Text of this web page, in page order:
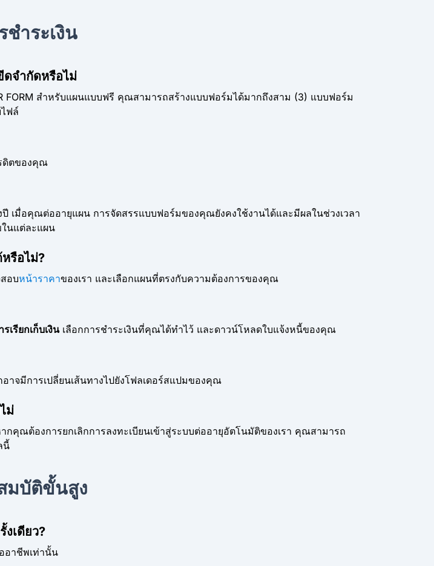
ชำระเงิน
จำกัดหรือไม่
สำหรับแผนแบบฟรี คุณสามารถสร้างแบบฟอร์มได้มากถึงสาม (3) แบบฟอร์ม
ฟล์
ดิตของคุณ
มื่อคุณต่ออายุแผน การจัดสรรแบบฟอร์มของคุณยังคงใช้งานได้และมีผลในช่วงเวลา
นแต่ละแผน
รือไม่?
อบหน้าราคาของเรา และเลือกแผนที่ตรงกับความต้องการของคุณ
เรียกเก็บเงินเลือกการชำระเงินที่คุณได้ทำไว้ และดาวน์โหลดใบแจ้งหนี้ของคุณ
าจมีการเปลี่ยนเส้นทางไปยังโฟลเดอร์สแปมของคุณ
ม่
คุณต้องการยกเลิกการลงทะเบียนเข้าสู่ระบบต่ออายุอัตโนมัติของเรา คุณสามารถ
นี้
บัติขั้นสูง
เดียว?
อาชีพเท่านั้น